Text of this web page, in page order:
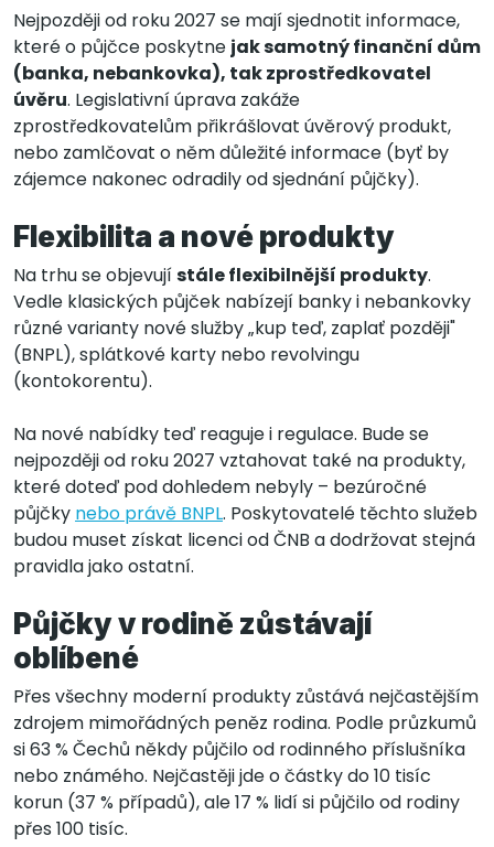
Nejpozději od roku 2027 se mají sjednotit informace,
které o půjčce poskytne jak samotný finanční dům
(banka, nebankovka), tak zprostředkovatel
úvěru. Legislativní úprava zakáže
zprostředkovatelům přikrášlovat úvěrový produkt,
nebo zamlčovat o něm důležité informace (byť by
zájemce nakonec odradily od sjednání půjčky).
Flexibilita a nové produkty
Na trhu se objevujístále flexibilnější produkty.
Vedle klasických půjček nabízejí banky i nebankovky
různé varianty nové služby „kup teď, zaplať později"
(BNPL), splátkové karty nebo revolvingu
(kontokorentu).
Na nové nabídky teď reaguje i regulace. Bude se
nejpozději od roku 2027 vztahovat také na produkty,
které doteď pod dohledem nebyly – bezúročné
půjčky nebo právě BNPL. Poskytovatelé těchto služeb
budou muset získat licenci od ČNB a dodržovat stejná
pravidla jako ostatní.
Půjčky v rodině zůstávají
oblíbené
Přes všechny moderní produkty zůstává nejčastějším
zdrojem mimořádných peněz rodina. Podle průzkumů
si 63 % Čechů někdy půjčilo od rodinného příslušníka
nebo známého. Nejčastěji jde o částky do 10 tisíc
korun (37 % případů), ale 17 % lidí si půjčilo od rodiny
přes 100 tisíc.